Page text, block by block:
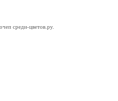
среди-цветов.ру.